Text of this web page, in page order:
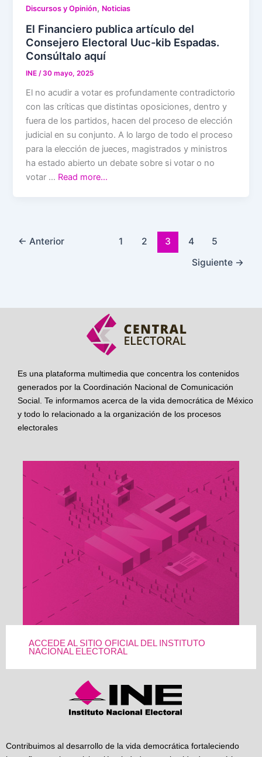
Discursos y Opinión, Noticias
El Financiero publica artículo del
Consejero Electoral Uuc-kib Espadas.
Consúltalo aquí
INE/30 mayo, 2025
El no acudir a votar es profundamente contradictorio
con las críticas que distintas oposiciones, dentro y
fuera de los partidos, hacen del proceso de elección
judicial en su conjunto. A lo largo de todo el proceso
para la elección de jueces, magistrados y ministros
ha estado abierto un debate sobre si votar o no
votar … Read more…
← Anterior 1 2 3 4
5
Siguiente →
Es una plataforma multimedia que concentra los contenidos
generados por la Coordinación Nacional de Comunicación
Social. Te informamos acerca de la vida democrática de México
y todo lo relacionado a la organización de los procesos
electorales
ACCEDE AL SITIO OFICIAL DEL INSTITUTO
NACIONAL ELECTORAL
Contribuimos al desarrollo de la vida democrática fortaleciendo